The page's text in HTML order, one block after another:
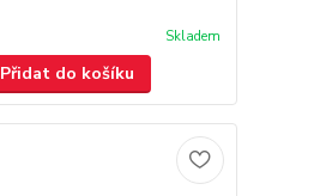
Skladem
Přidat do košíku